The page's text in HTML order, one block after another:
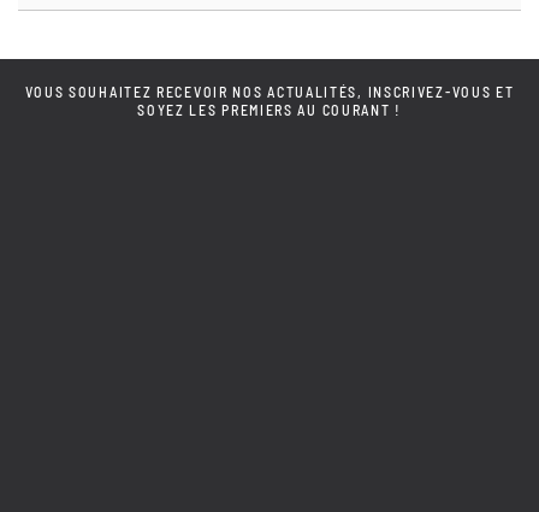
VOUS SOUHAITEZ RECEVOIR NOS ACTUALITÉS, INSCRIVEZ-VOUS ET
SOYEZ LES PREMIERS AU COURANT !